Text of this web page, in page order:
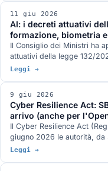
11 giu 2026
AI: i decreti attuativi
formazione, biometria
Il Consiglio dei Ministri ha
attuativi della legge 132/
formazione obbligatoria
Leggi →
9 giu 2026
Cyber Resilience Act:
arrivo (anche per
Il Cyber Resilience Act
giugno 2026 le autorità,
dicembre 2027 SBOM e
Leggi →